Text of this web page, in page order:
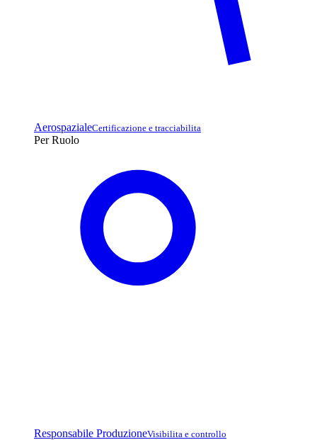
AerospazialeCertificazione e tracciabilita
Per Ruolo
Responsabile ProduzioneVisibilita e controllo